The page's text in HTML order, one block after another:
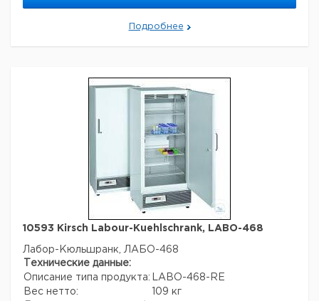
CC-118A в сочетании с дополнительной охлаждающей
3.) Waerme-Badthermostate CC-
208B - CC-225B в сочетании с дополнительной
охлаждающей катушкой # 305644.) Устройства
использования с циркуляционными насосами KISS.
Данные для перевозки (реальные данные могут
Подробнее
10593 Kirsch Labour-Kuehlschrank, LABO-468
Лабор-Кюльшранк, ЛАБО-468
Технические данные:
Описание типа продукта:
LABO-468-RE
Вес нетто:
109 кг